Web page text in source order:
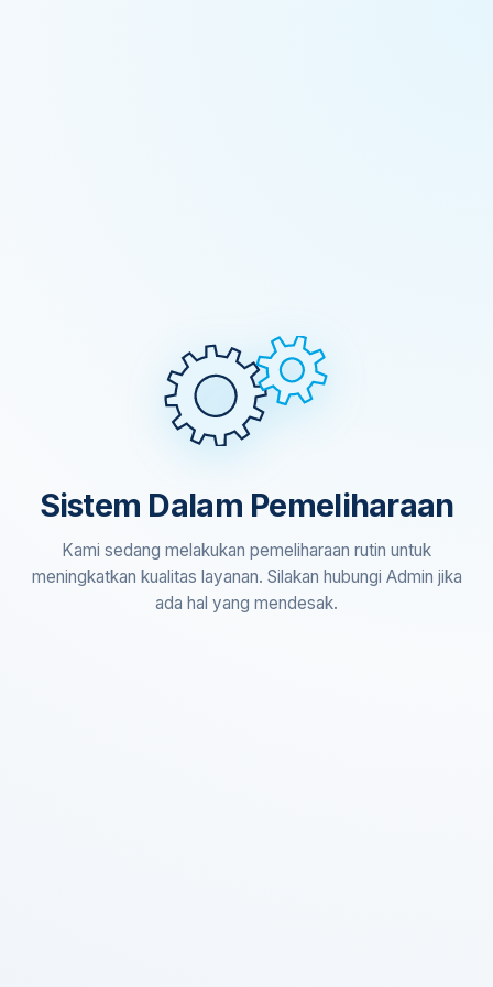
Sistem Dalam Pemeliharaan
Kami sedang melakukan pemeliharaan rutin untuk
meningkatkan kualitas layanan. Silakan hubungi Admin jika
ada hal yang mendesak.